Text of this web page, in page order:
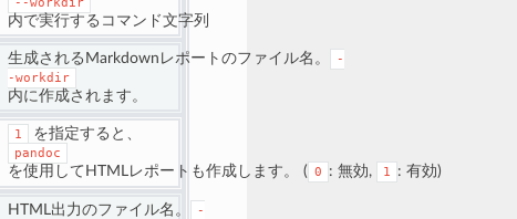
内で実行するコマンド文字列
生成されるMarkdownレポートのファイル名。
-
-workdir
内に作成されます。
1 を指定すると、
pandoc
を使用してHTMLレポートも作成します。 ( 0 : 無効, 1 : 有効)
HTML出力のファイル名。
-